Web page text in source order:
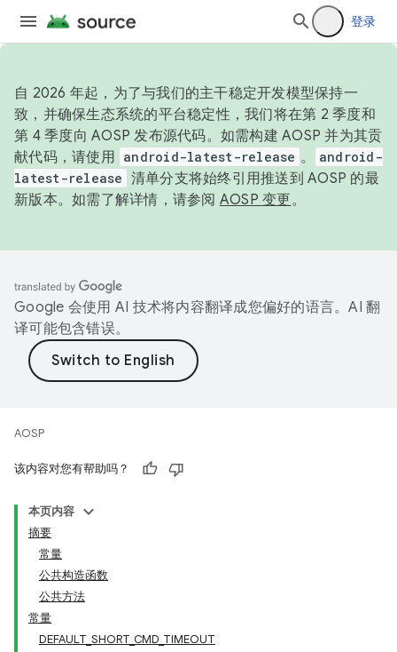
登录
自 2026 年起，为了与我们的主干稳定开发模型保持一
致，并确保生态系统的平台稳定性，我们将在第 2 季度和
第 4 季度向 AOSP 发布源代码。如需构建 AOSP 并为其贡
献代码，请使用 android-latest-release 。
android-
latest-release 清单分支将始终引用推送到 AOSP 的最
新版本。如需了解详情，请参阅 AOSP 变更。
Google 会使用 AI 技术将内容翻译成您偏好的语言。AI 翻
译可能包含错误。
AOSP
该内容对您有帮助吗？
本页内容
摘要
常量
公共构造函数
公共方法
常量
DEFAULT_SHORT_CMD_TIMEOUT